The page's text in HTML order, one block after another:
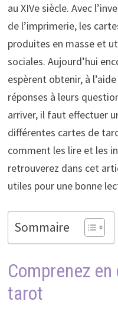
au XIVe siècle. Avec
de l’imprimerie, les
produites en masse et
sociales. Aujourd’hui
espèrent obtenir, à
réponses à leurs
arriver, il faut effectuer
différentes cartes de
comment les lire et les
retrouverez dans cet
utiles pour une bonne
Sommaire
Comprenez
tarot